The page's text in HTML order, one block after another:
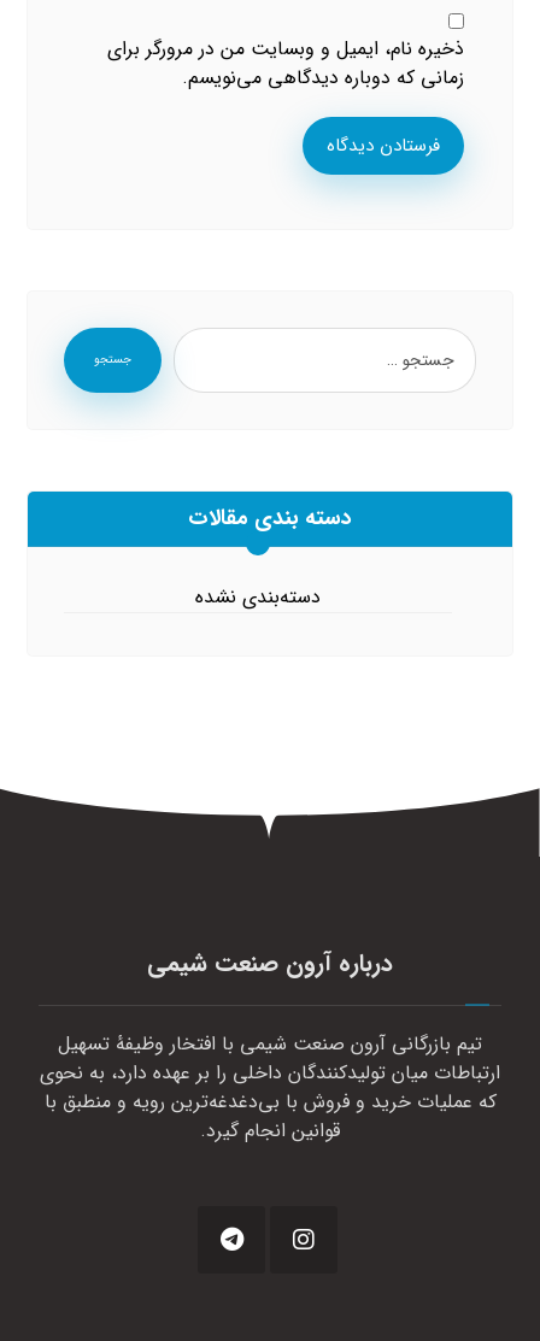
ذخیره نام، ایمیل و وبسایت من در مرورگر برای
زمانی که دوباره دیدگاهی می‌نویسم.
فرستادن دیدگاه
جستجو
دسته بندی مقالات
دسته‌بندی نشده
درباره آرون صنعت شیمی
تیم بازرگانی آرون صنعت شیمی با افتخار وظیفهٔ تسهیل
ارتباطات میان تولیدکنندگان داخلی را بر عهده دارد، به نحوی
که عملیات خرید و فروش با بی‌دغدغه‌ترین رویه و منطبق با
قوانین انجام گیرد.